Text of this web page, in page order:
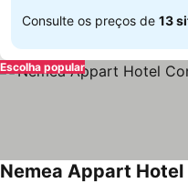
Consulte os preços de 13
Escolha popular